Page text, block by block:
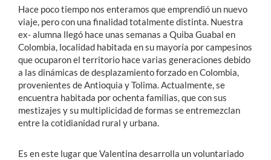
Hace poco tiempo nos enteramos que emprendió un nuevo
viaje, pero con una finalidad totalmente distinta. Nuestra
ex- alumna llegó hace unas semanas a Quiba Guabal en
Colombia, localidad habitada en su mayoría por campesinos
que ocuparon el territorio hace varias generaciones debido
a las dinámicas de desplazamiento forzado en Colombia,
provenientes de Antioquia y Tolima. Actualmente, se
encuentra habitada por ochenta familias, que con sus
mestizajes y su multiplicidad de formas se entremezclan
entre la cotidianidad rural y urbana.
Es en este lugar que Valentina desarrolla un voluntariado